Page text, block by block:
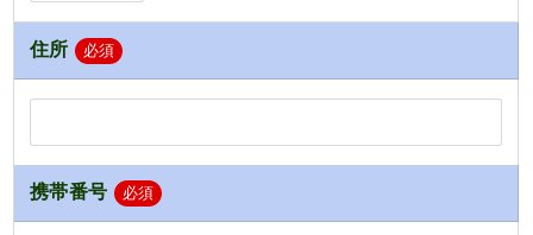
住所 必須
携帯番号 必須